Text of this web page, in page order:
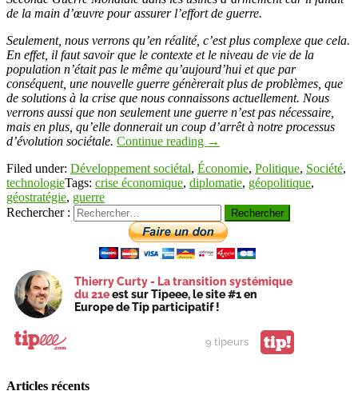
de la main d’œuvre pour assurer l’effort de guerre.
Seulement, nous verrons qu’en réalité, c’est plus complexe que cela.
En effet, il faut savoir que le contexte et le niveau de vie de la
population n’était pas le même qu’aujourd’hui et que par
conséquent, une nouvelle guerre génèrerait plus de problèmes, que
de solutions à la crise que nous connaissons actuellement. Nous
verrons aussi que non seulement une guerre n’est pas nécessaire,
mais en plus, qu’elle donnerait un coup d’arrêt à notre processus
d’évolution sociétale. Continue reading →
Filed under: Développement sociétal, Économie, Politique, Société,
technologieTags: crise économique, diplomatie, géopolitique,
géostratégie, guerre
Rechercher :
Thierry Curty - La transition systémique
du 21eest sur Tipeee, le site #1 en
Europe de Tip participatif !
9 tipeurs tip!
Articles récents